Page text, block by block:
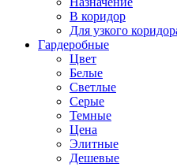
В коридор
Для узкого
Гардеробные
Цвет
Белые
Светлые
Серые
Темные
Цена
Элитные
Дешевые